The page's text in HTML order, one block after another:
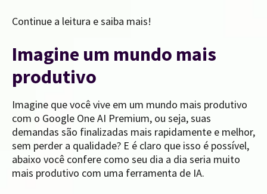
Continue a leitura e saiba mais!
Imagine um mundo mais
produtivo
Imagine que você vive em um mundo mais produtivo
com o Google One AI Premium, ou seja, suas
demandas são finalizadas mais rapidamente e melhor,
sem perder a qualidade? E é claro que isso é possível,
abaixo você confere como seu dia a dia seria muito
mais produtivo com uma ferramenta de IA.